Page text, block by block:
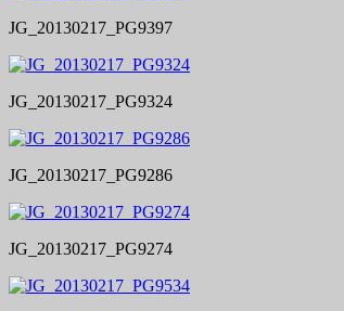
JG_20130217_PG9397
JG_20130217_PG9324
JG_20130217_PG9286
JG_20130217_PG9274